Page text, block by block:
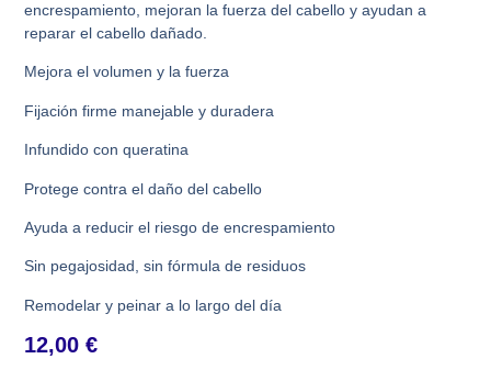
encrespamiento, mejoran la fuerza del cabello y ayudan a
reparar el cabello dañado.
Mejora el volumen y la fuerza
Fijación firme manejable y duradera
Infundido con queratina
Protege contra el daño del cabello
Ayuda a reducir el riesgo de encrespamiento
Sin pegajosidad, sin fórmula de residuos
Remodelar y peinar a lo largo del día
12,00€